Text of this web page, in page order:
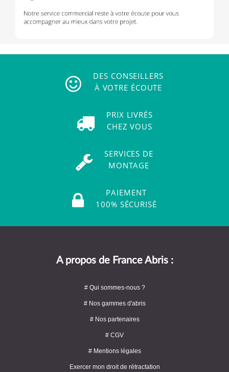
DES CONSEILLERS
À VOTRE ÉCOUTE
PRIX LIVRÉS
CHEZ VOUS
SERVICES DE
MONTAGE
PAIEMENT
100% SÉCURISÉ
A propos de France Abris :
# Qui sommes-nous ?
# Nos gammes d'abris
# Nos partenaires
# CGV
# Mentions légales
Exercer mon droit de rétractation